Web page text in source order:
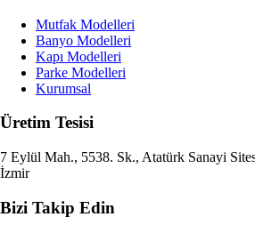
Mutfak Modelleri
Banyo Modelleri
Kapı Modelleri
Parke Modelleri
Kurumsal
Üretim Tesisi
7 Eylül Mah., 5538. Sk., Atatürk Sanayi
İzmir
Bizi Takip Edin